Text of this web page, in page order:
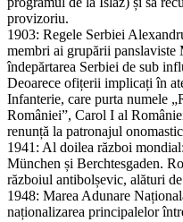
provizoriu.
1903: Regele Serbiei
membri ai grupării panslaviste
îndepărtarea Serbiei de sub
Deoarece ofițerii implicați în
Infanterie, care purta numele
României”, Carol I al
renunță la patronajul
1941: Al doilea război
München și Berchtesgaden.
războiul antibolșevic, alături
1948: Marea Adunare
naționalizarea principalelor